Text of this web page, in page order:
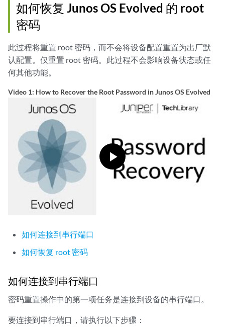
如何恢复 Junos OS Evolved 的 root
密码
此过程将重置 root 密码，而不会将设备配置重置为出厂默
认配置。仅重置 root 密码。此过程不会影响设备状态或任
何其他功能。
Video 1: How to Recover the Root Password in Junos OS Evolved
如何连接到串行端口
如何恢复 root 密码
如何连接到串行端口
密码重置操作中的第一项任务是连接到设备的串行端口。
要连接到串行端口，请执行以下步骤：